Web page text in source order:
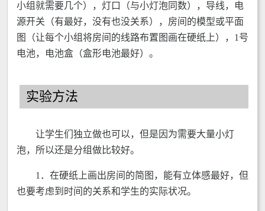
小组就需要几个），灯口（与小灯泡同数），导线，电
源开关（有最好，没有也没关系），房间的模型或平面
图（让每个小组将房间的线路布置图画在硬纸上），1号
电池，电池盒（盒形电池最好）。
实验方法
让学生们独立做也可以，但是因为需要大量小灯
泡，所以还是分组做比较好。
1．在硬纸上画出房间的简图，能有立体感最好，但
也要考虑到时间的关系和学生的实际状况。